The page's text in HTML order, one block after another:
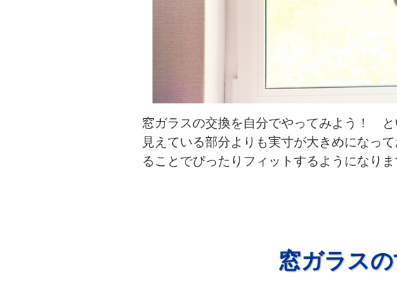
窓ガラスの交換を自分でやってみよう！
見えている部分よりも実寸が大きめになっ
ることでぴったりフィットするようになり
窓ガラス